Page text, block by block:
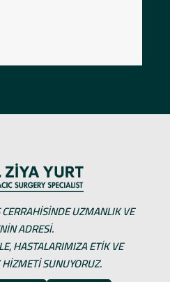
UZMANLIK VE
ADRESI.
HASTALARIMIZA ETIK VE
SUNUYORUZ.